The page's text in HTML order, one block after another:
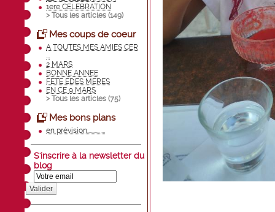
1ere CELEBRATION
> Tous les articles (149)
Mes coups de coeur
A TOUTES MES AMIES CER
...
2 MARS
BONNE ANNEE
FETE EDES MERES
EN CE 9 MARS
> Tous les articles (75)
Mes bons plans
en prévision.......... ...
S'inscrire à la newsletter du
blog
Valider